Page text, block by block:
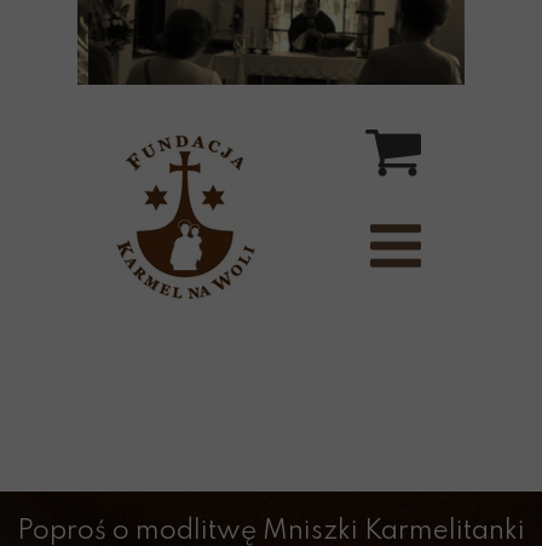
Poproś o modlitwę Mniszki Karmelitanki